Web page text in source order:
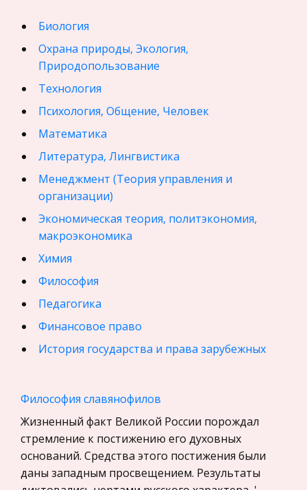
Биология
Охрана природы, Экология,
Природопользование
Технология
Психология, Общение, Человек
Математика
Литература, Лингвистика
Менеджмент (Теория управления и
организации)
Экономическая теория, политэкономия,
макроэкономика
Химия
Философия
Педагогика
Финансовое право
История государства и права зарубежных
Искусство, Культура, Литература
Компьютерные сети
Материаловедение
Философия славянофилов
Жизненный факт Великой России порождал
стремление к постижению его духовных
оснований. Средства этого постижения были
даны западным просвещением. Результаты